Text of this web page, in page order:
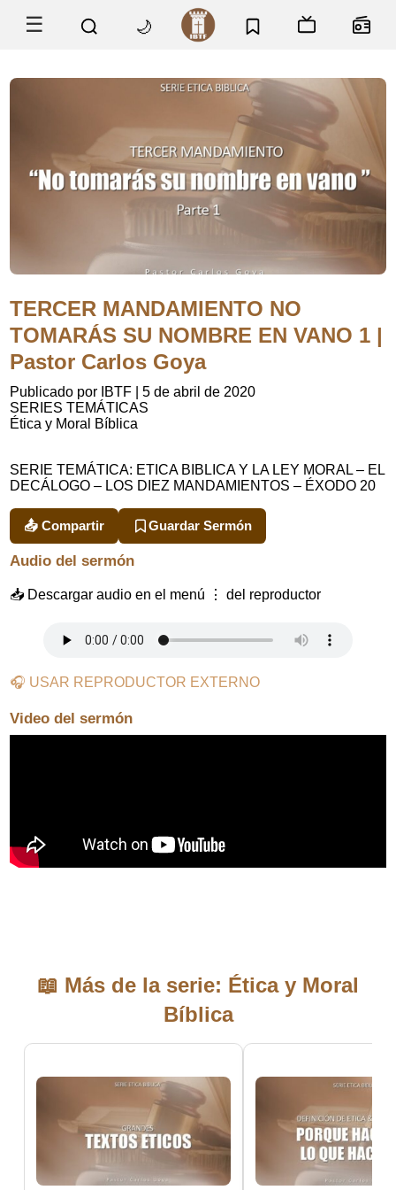
☰ 🌙
TERCER MANDAMIENTO NO
TOMARÁS SU NOMBRE EN VANO 1 |
Pastor Carlos Goya
Publicado por IBTF
5 de abril de 2020
SERIES TEMÁTICAS
Ética y Moral Bíblica
SERIE TEMÁTICA: ETICA BIBLICA Y LA LEY MORAL – EL
DECÁLOGO – LOS DIEZ MANDAMIENTOS – ÉXODO 20
📤 Compartir Guardar Sermón
Audio del sermón
📥 Descargar audio en el menú ⋮ del reproductor
🎧 USAR REPRODUCTOR EXTERNO
Video del sermón
📖 Más de la serie: Ética y Moral
Bíblica